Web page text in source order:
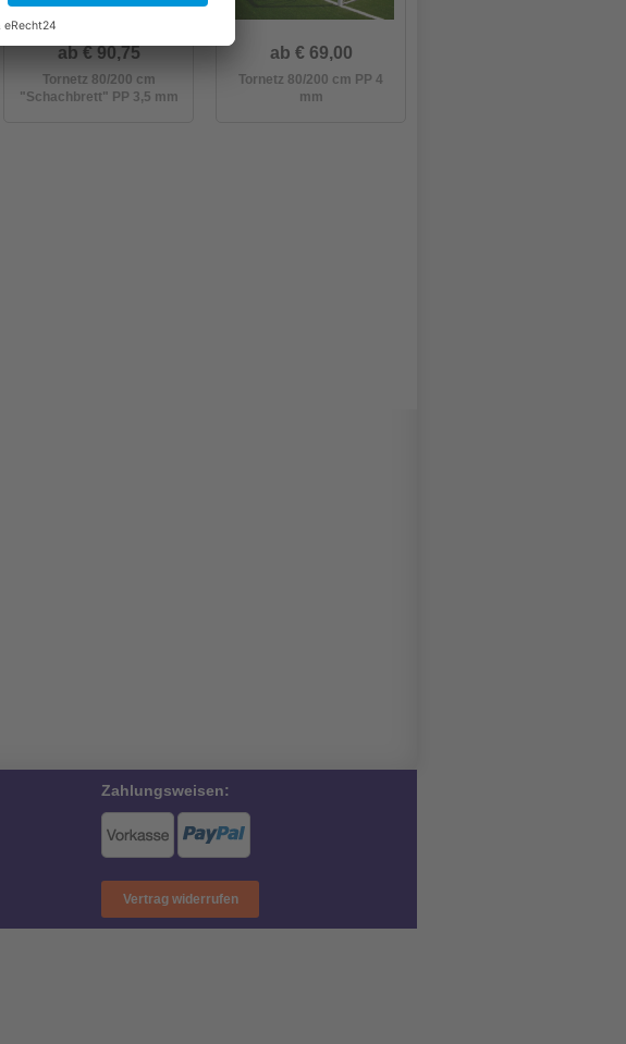
ab € 90,75
Tornetz 80/200 cm
"Schachbrett" PP 3,5 mm
ab € 69,00
Tornetz 80/200 cm PP 4
mm
Zahlungsweisen:
Vertrag widerrufen